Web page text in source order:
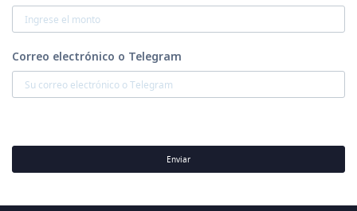
Correo electrónico o Telegram
Enviar